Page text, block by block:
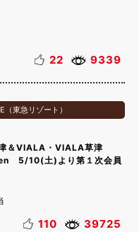
22 9339
（東急リゾート）
津＆VIALA・VIALA草津
5/10(土)より第１次会員
110 39725